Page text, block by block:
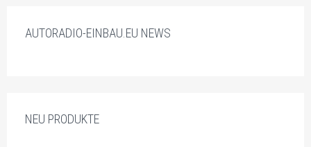
AUTORADIO-EINBAU.EU NEWS
NEU PRODUKTE